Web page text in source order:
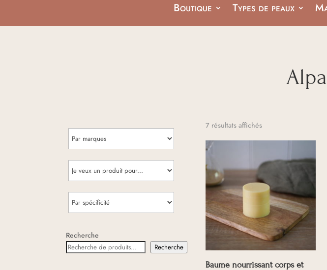
Boutique Types de peaux
Recherche
Recherche
7 résultats affichésTrié
moyenne
Baume nourrissant corps et